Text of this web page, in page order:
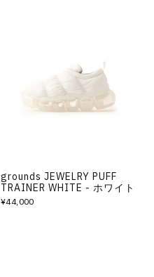
grounds JEWELRY PUFF
TRAINER WHITE - ホワイト
¥44,000